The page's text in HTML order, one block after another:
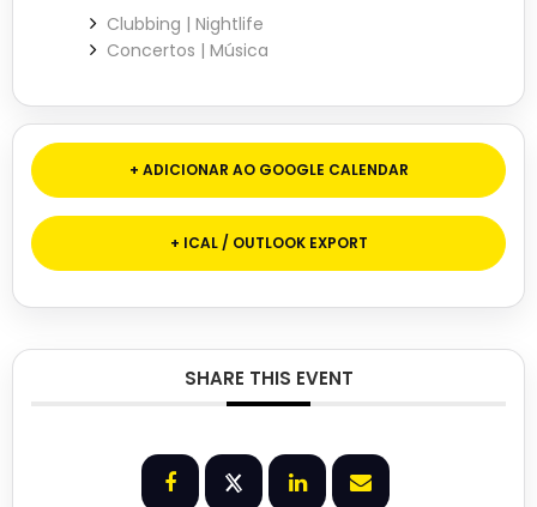
Clubbing | Nightlife
Concertos | Música
+ ADICIONAR AO GOOGLE CALENDAR
+ ICAL / OUTLOOK EXPORT
SHARE THIS EVENT